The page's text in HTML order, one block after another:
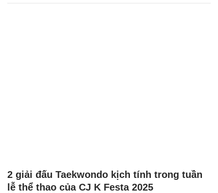
2 giải đấu Taekwondo kịch tính trong tuần
lễ thể thao của CJ K Festa 2025